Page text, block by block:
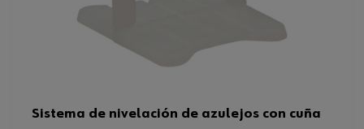
Sistema de nivelación de azulejos con cuña